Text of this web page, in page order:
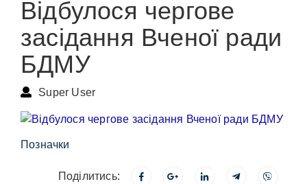
Відбулося чергове
засідання Вченої ради
БДМУ
Super User
Позначки
Поділитись: